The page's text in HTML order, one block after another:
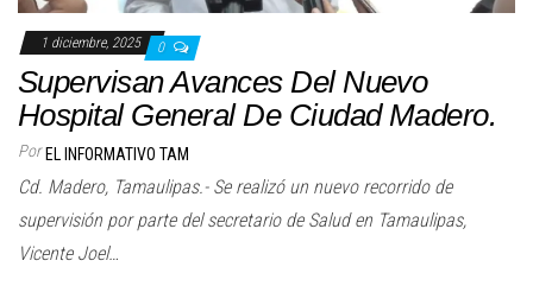
1 diciembre, 2025 0
Supervisan Avances Del Nuevo
Hospital General De Ciudad Madero.
Por EL INFORMATIVO TAM
Cd. Madero, Tamaulipas.- Se realizó un nuevo recorrido de
supervisión por parte del secretario de Salud en Tamaulipas,
Vicente Joel…